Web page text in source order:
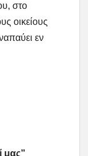
στο
οικείους
εν
μας”